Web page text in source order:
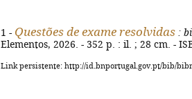
1 - Questões de exame resolvidas :
Elementos, 2026. - 352 p. : il. ; 28 cm. -
Link persistente: http://id.bnportugal.gov.pt/bib/